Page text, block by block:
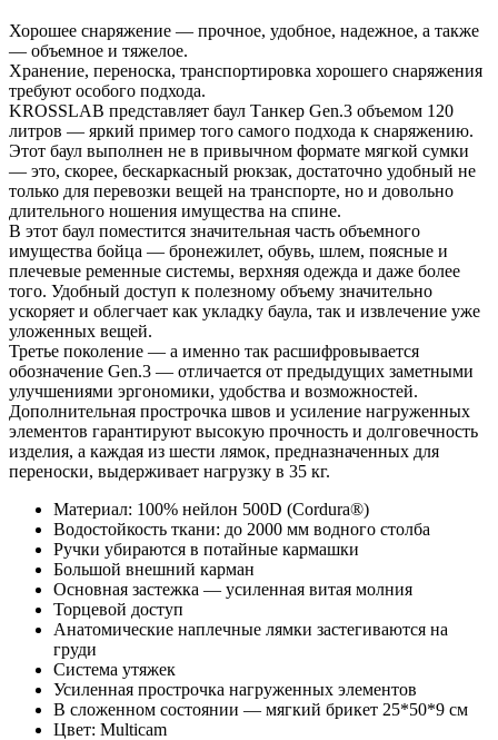
Хорошее снаряжение — прочное, удобное, надежное, а также
— объемное и тяжелое.
Хранение, переноска, транспортировка хорошего снаряжения
требуют особого подхода.
KROSSLAB представляет баул Танкер Gen.3 объемом 120
литров — яркий пример того самого подхода к снаряжению.
Этот баул выполнен не в привычном формате мягкой сумки
— это, скорее, бескаркасный рюкзак, достаточно удобный не
только для перевозки вещей на транспорте, но и довольно
длительного ношения имущества на спине.
В этот баул поместится значительная часть объемного
имущества бойца — бронежилет, обувь, шлем, поясные и
плечевые ременные системы, верхняя одежда и даже более
того. Удобный доступ к полезному объему значительно
ускоряет и облегчает как укладку баула, так и извлечение уже
уложенных вещей.
Третье поколение — а именно так расшифровывается
обозначение Gen.3 — отличается от предыдущих заметными
улучшениями эргономики, удобства и возможностей.
Дополнительная прострочка швов и усиление нагруженных
элементов гарантируют высокую прочность и долговечность
изделия, а каждая из шести лямок, предназначенных для
переноски, выдерживает нагрузку в 35 кг.
Материал: 100% нейлон 500D (Cordura®)
Водостойкость ткани: до 2000 мм водного столба
Ручки убираются в потайные кармашки
Большой внешний карман
Основная застежка — усиленная витая молния
Торцевой доступ
Анатомические наплечные лямки застегиваются на
груди
Система утяжек
Усиленная прострочка нагруженных элементов
В сложенном состоянии — мягкий брикет 25*50*9 см
Цвет: Multicam